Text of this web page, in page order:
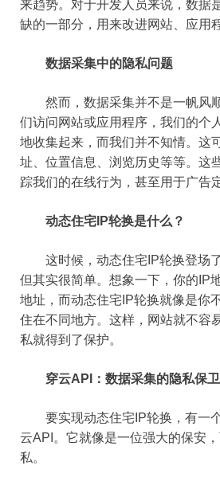
来趋势。对于开发人员来说，数据
缺的一部分，用来改进网站、应用
数据采集中的隐私问题
然而，数据采集并不是一帆风
们访问网站或应用程序，我们的个
地收集起来，而我们并不知情。这
址、位置信息、浏览历史等等。这
踪我们的在线行为，甚至用于广告
动态住宅IP轮换是什么？
这时候，动态住宅IP轮换登场了
但其实很简单。想象一下，你的IP
地址，而动态住宅IP轮换就像是你
住在不同地方。这样，网站就不容
私就得到了保护。
穿云API：数据采集的隐私保
要实现动态住宅IP轮换，有一
云API。它就像是一位强大的保安
私。